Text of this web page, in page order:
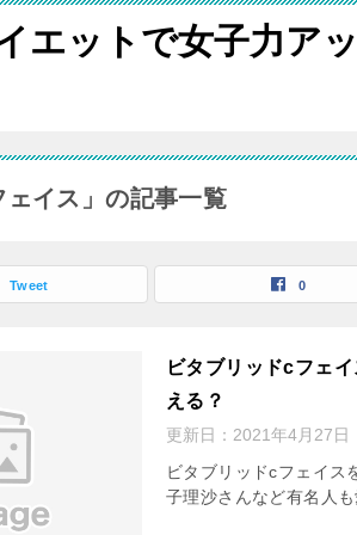
エットで女子力ア
ェイス」の記事一覧
Tweet 0
ビタブリッドcフェ
える？
更新日： 2021年4月27日
ビタブリッドcフェイス
子理沙さんなど有名人